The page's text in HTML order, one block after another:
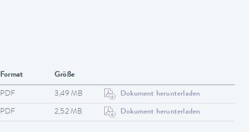
Format Größe
PDF 3,49 MB Dokument herunterladen
PDF 2,52 MB Dokument herunterladen